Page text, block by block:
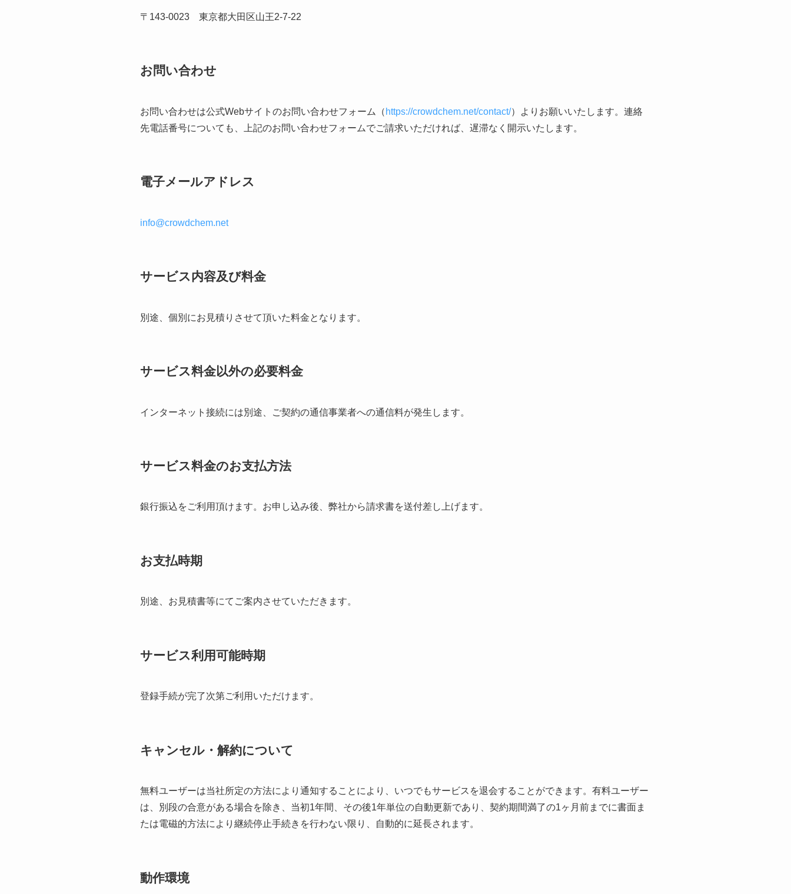
〒143-0023 東京都大田区山王2-7-22
お問い合わせ
お問い合わせは公式Webサイトのお問い合わせフォーム（ https://crowdchem.net/contact/）よりお願いいたします。連絡
先電話番号についても、上記のお問い合わせフォームでご請求いただければ、遅滞なく開示いたします。
電子メールアドレス
info@crowdchem.net
サービス内容及び料金
別途、個別にお見積りさせて頂いた料金となります。
サービス料金以外の必要料金
インターネット接続には別途、ご契約の通信事業者への通信料が発生します。
サービス料金のお支払方法
銀行振込をご利用頂けます。お申し込み後、弊社から請求書を送付差し上げます。
お支払時期
別途、お見積書等にてご案内させていただきます。
サービス利用可能時期
登録手続が完了次第ご利用いただけます。
キャンセル・解約について
無料ユーザーは当社所定の方法により通知することにより、いつでもサービスを退会することができます。有料ユーザー
は、別段の合意がある場合を除き、当初1年間、その後1年単位の自動更新であり、契約期間満了の1ヶ月前までに書面ま
たは電磁的方法により継続停止手続きを行わない限り、自動的に延長されます。
動作環境